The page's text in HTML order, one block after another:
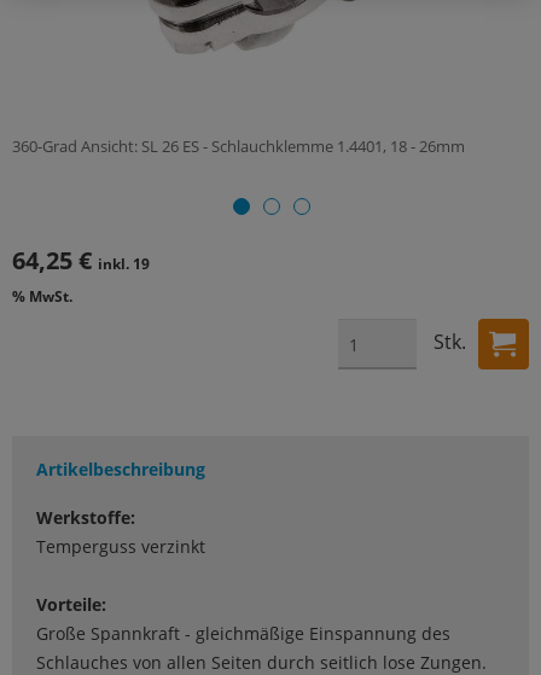
360-Grad Ansicht: SL 26 ES - Schlauchklemme 1.4401, 18 - 26mm
64,25 € inkl. 19
% MwSt.
Stk.
Artikelbeschreibung
Werkstoffe:
Temperguss verzinkt
Vorteile:
Große Spannkraft - gleichmäßige Einspannung des
Schlauches von allen Seiten durch seitlich lose Zungen.